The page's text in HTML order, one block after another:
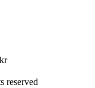
reserved